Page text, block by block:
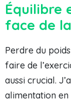
Équilibre
face de
Perdre du
faire de
aussi crucial.
alimentation